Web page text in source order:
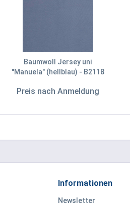
Baumwoll Jersey uni
"Manuela" (hellblau) - B2118
Preis nach Anmeldung
Informationen
Newsletter